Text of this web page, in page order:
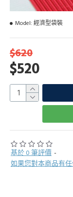
基於 0 筆評價 -
如果您對本商品有
$520
$620
Model: 經濟型袋裝